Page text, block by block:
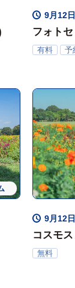
9月12日
フォト
上手くい
敗？～
有料 予
9月12
コスモ
無料